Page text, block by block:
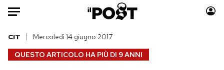
HOME
QUESTO ARTICOLO HA PIÙ DI 9 ANNI
CIT Mercoledì 14 giugno 2017